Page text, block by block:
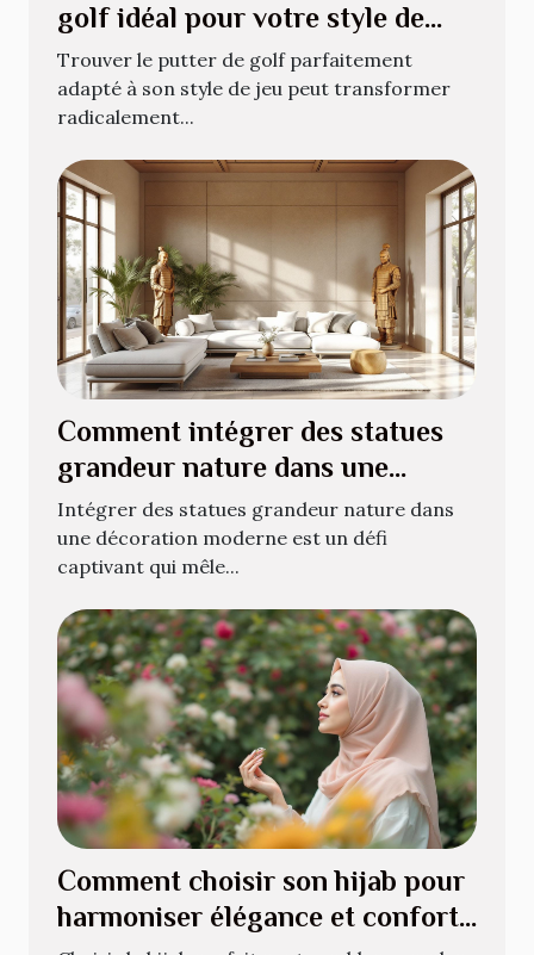
golf idéal pour votre style de
jeu ?
Trouver le putter de golf parfaitement
adapté à son style de jeu peut transformer
radicalement...
Comment intégrer des statues
grandeur nature dans une
décoration moderne ?
Intégrer des statues grandeur nature dans
une décoration moderne est un défi
captivant qui mêle...
Comment choisir son hijab pour
harmoniser élégance et confort